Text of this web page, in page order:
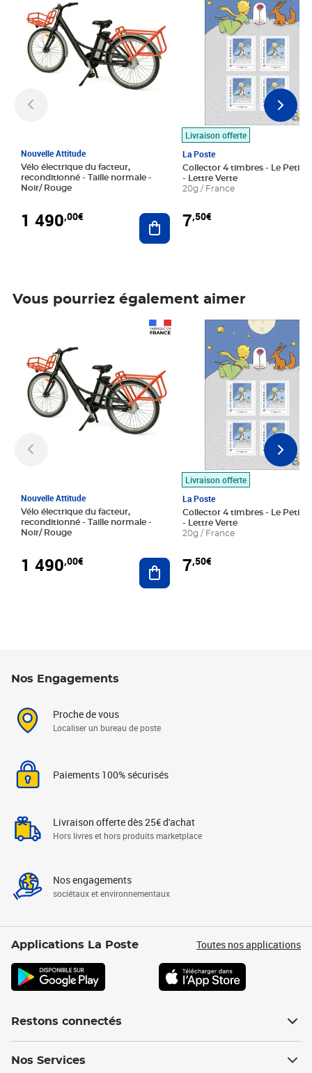
Nouvelle Attitude
Vélo électrique du facteur,
reconditionné - Taille normale -
Noir/ Rouge
1 490,00€ Ajouter au panier
Livraison offerte
La Poste
Collector 4 timbres - Le Petit
- Lettre Verte
20g / France
7,50€
Vous pourriez également aimer
Nouvelle Attitude
Vélo électrique du facteur,
reconditionné - Taille normale -
Noir/ Rouge
1 490,00€ Ajouter au panier
Livraison offerte
La Poste
Collector 4 timbres - Le Petit
- Lettre Verte
20g / France
7,50€
Prix 7,50€
Nos Engagements
Proche de vous
Localiser un bureau de poste
Paiements 100% sécurisés
Livraison offerte dès 25€ d'achat
Hors livres et hors produits marketplace
Nos engagements
sociétaux et environnementaux
Applications La Poste Toutes nos applications
Restons connectés
Nos Services